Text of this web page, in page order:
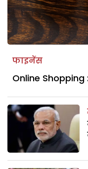
फाइनेंस
Online